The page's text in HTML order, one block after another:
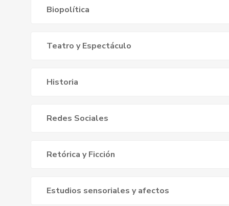
Biopolítica
Teatro y Espectáculo
Historia
Redes Sociales
Retórica y Ficción
Estudios sensoriales y afectos